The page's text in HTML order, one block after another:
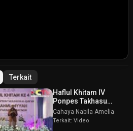
Terkait
Haflul Khitam IV
Ponpes Takhasus
Al Qur’an Al
Mahmudiyyah Bani
Cahaya Nabila Amelia
Terkait: Video